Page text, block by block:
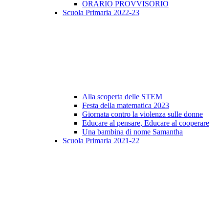
ORARIO PROVVISORIO
Scuola Primaria 2022-23
Alla scoperta delle STEM
Festa della matematica 2023
Giornata contro la violenza sulle donne
Educare al pensare, Educare al cooperare
Una bambina di nome Samantha
Scuola Primaria 2021-22